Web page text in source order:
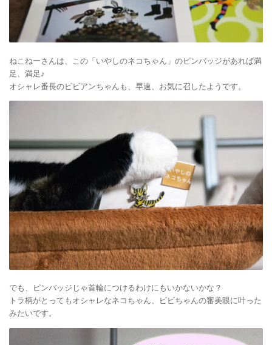
ねこねーさんは、この「いやしのネコちゃん」のピンバッジがあれば満
足、満足♪
オシャレ番長のビビアンちゃんも、早速、お気に召したようです。
でも、ピンバッジじゃ首輪につけるわけにもいかないかな？
トラ柄がとってもオシャレなネコちゃん、ビビちゃんの審美眼に叶った
みたいです。